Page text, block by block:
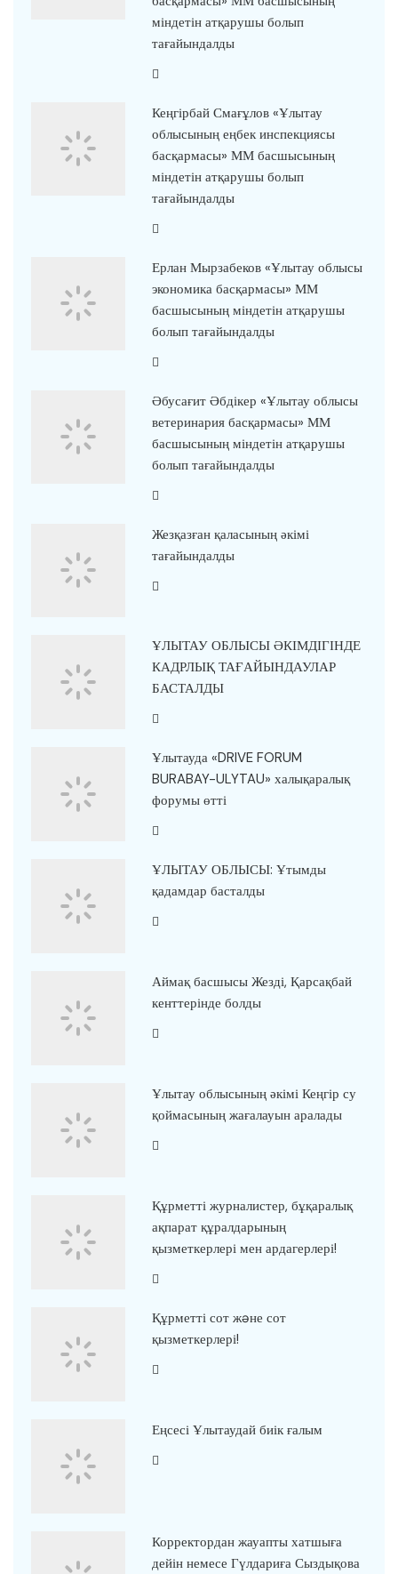
міндетін атқарушы болып
тағайындалды
Кеңгірбай Смағұлов «Ұлытау
облысының еңбек инспекциясы
басқармасы» ММ басшысының
міндетін атқарушы болып
тағайындалды
Ерлан Мырзабеков «Ұлытау облысы
экономика басқармасы» ММ
басшысының міндетін атқарушы
болып тағайындалды
Әбусағит Әбдікер «Ұлытау облысы
ветеринария басқармасы» ММ
басшысының міндетін атқарушы
болып тағайындалды
Жезқазған қаласының әкімі
тағайындалды
ҰЛЫТАУ ОБЛЫСЫ ӘКІМДІГІНДЕ
КАДРЛЫҚ ТАҒАЙЫНДАУЛАР
БАСТАЛДЫ
Ұлытауда «DRIVE FORUM
BURABAY-ULYTAU» халықаралық
форумы өтті
ҰЛЫТАУ ОБЛЫСЫ: Ұтымды
қадамдар басталды
Аймақ басшысы Жезді, Қарсақбай
кенттерінде болды
Ұлытау облысының әкімі Кеңгір су
қоймасының жағалауын аралады
Құрметті журналистер, бұқаралық
ақпарат құралдарының
қызметкерлері мен ардагерлері!
Құрметті сот жəне сот
қызметкерлері!
Еңсесі Ұлытаудай биік ғалым
Корректордан жауапты хатшыға
дейін немесе Гүлдариға Сыздықова